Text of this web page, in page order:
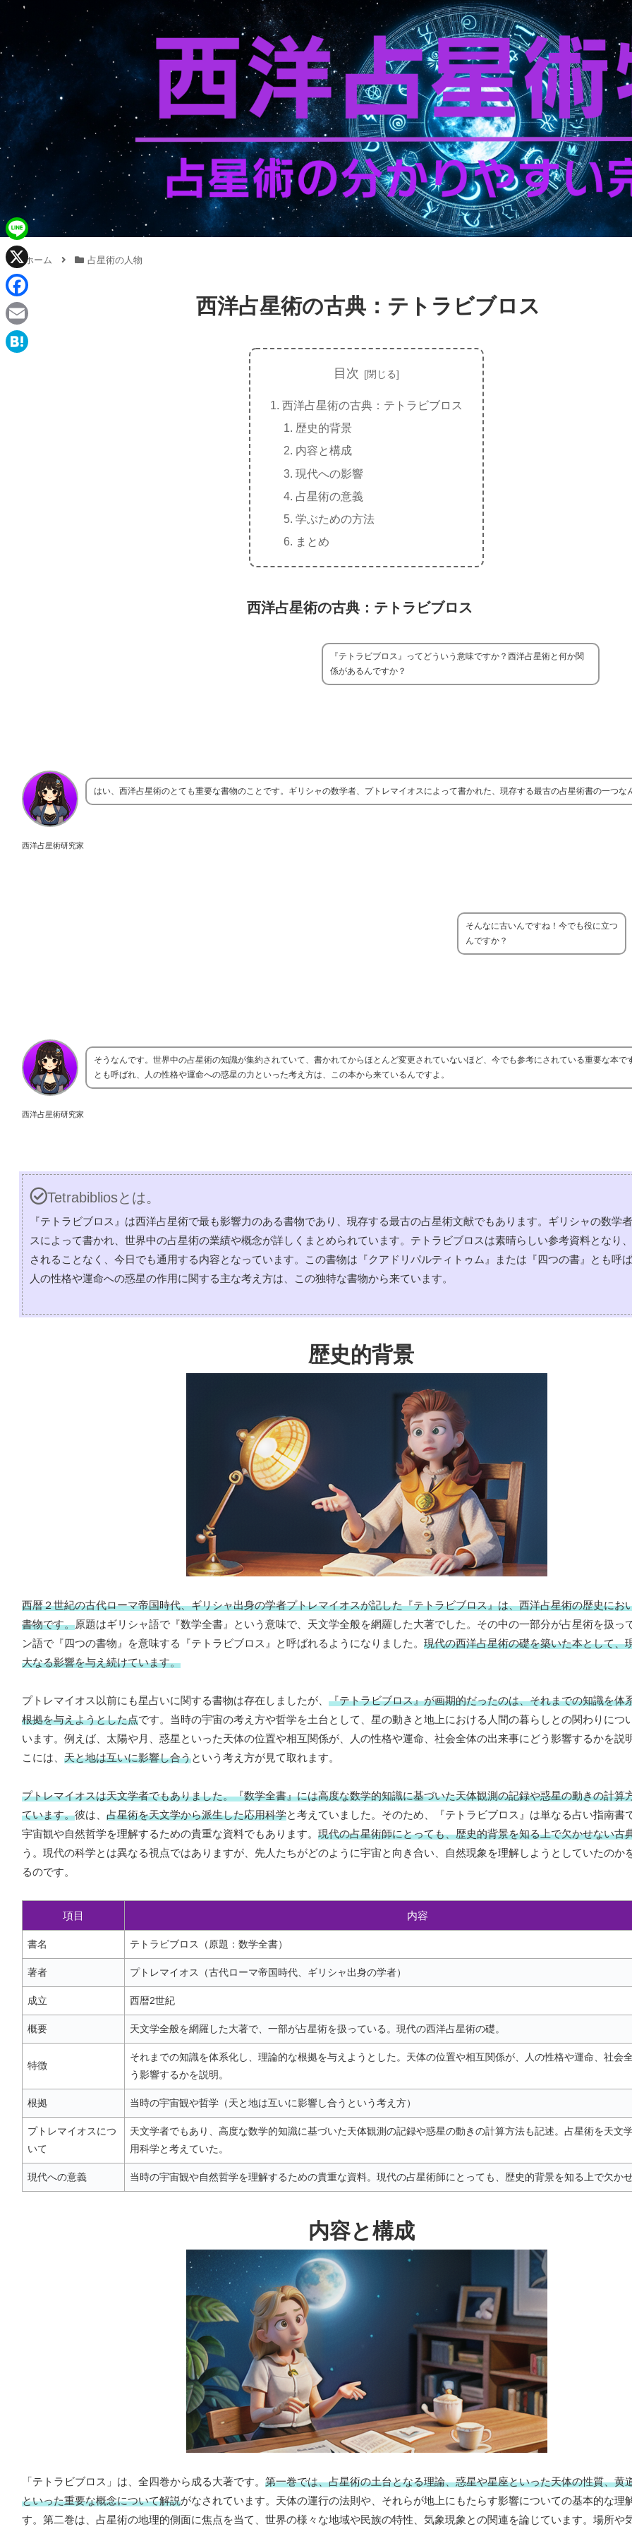
ホーム 占星術の人物
西洋占星術の古典：テトラビブロス
目次
西洋占星術の古典：テトラビブロス
歴史的背景
内容と構成
現代への影響
占星術の意義
学ぶための方法
まとめ
西洋占星術の古典：テトラビブロス
『テトラビブロス』ってどういう意味ですか？西洋占星術と何か関
係があるんですか？
西洋占星術研究家
はい、西洋占星術のとても重要な書物のことです。ギリシャの数学者、プトレマイオスによって書かれた、現存する最古の占星術書の一つな
そんなに古いんですね！今でも役に立つ
んですか？
西洋占星術研究家
そうなんです。世界中の占星術の知識が集約されていて、書かれてからほとんど変更されていないほど、今でも参考にされている重要な本で
とも呼ばれ、人の性格や運命への惑星の力といった考え方は、この本から来ているんですよ。
Tetrabibliosとは。
『テトラビブロス』は西洋占星術で最も影響力のある書物であり、現存する最古の占星術文献でもあります。ギリシャの数学
スによって書かれ、世界中の占星術の業績や概念が詳しくまとめられています。テトラビブロスは素晴らしい参考資料となり
されることなく、今日でも通用する内容となっています。この書物は『クアドリパルティトゥム』または『四つの書』とも呼ば
人の性格や運命への惑星の作用に関する主な考え方は、この独特な書物から来ています。
歴史的背景
西暦２世紀の古代ローマ帝国時代、ギリシャ出身の学者プトレマイオスが記した『テトラビブロス』は、西洋占星術の歴史にお
書物です。原題はギリシャ語で『数学全書』という意味で、天文学全般を網羅した大著でした。その中の一部分が占星術を扱っ
ン語で『四つの書物』を意味する『テトラビブロス』と呼ばれるようになりました。 現代の西洋占星術の礎を築いた本として、
大なる影響を与え続けています。
プトレマイオス以前にも星占いに関する書物は存在しましたが、 『テトラビブロス』が画期的だったのは、それまでの知識を体
根拠を与えようとした点です。当時の宇宙の考え方や哲学を土台として、星の動きと地上における人間の暮らしとの関わりにつ
います。例えば、太陽や月、惑星といった天体の位置や相互関係が、人の性格や運命、社会全体の出来事にどう影響するかを説
こには、 天と地は互いに影響し合うという考え方が見て取れます。
プトレマイオスは天文学者でもありました。『数学全書』には高度な数学的知識に基づいた天体観測の記録や惑星の動きの計算
ています。彼は、 占星術を天文学から派生した応用科学と考えていました。そのため、『テトラビブロス』は単なる占い指南書
宇宙観や自然哲学を理解するための貴重な資料でもあります。 現代の占星術師にとっても、歴史的背景を知る上で欠かせない古
う。現代の科学とは異なる視点ではありますが、先人たちがどのように宇宙と向き合い、自然現象を理解しようとしていたのか
るのです。
項目 内容
書名 テトラビブロス（原題：数学全書）
著者 プトレマイオス（古代ローマ帝国時代、ギリシャ出身の学者）
成立 西暦2世紀
概要 天文学全般を網羅した大著で、一部が占星術を扱っている。現代の西洋占星術の礎。
特徴
それまでの知識を体系化し、理論的な根拠を与えようとした。天体の位置や相互関係が、人の性格や運命、社会
う影響するかを説明。
根拠 当時の宇宙観や哲学（天と地は互いに影響し合うという考え方）
プトレマイオスにつ
いて
天文学者でもあり、高度な数学的知識に基づいた天体観測の記録や惑星の動きの計算方法も記述。占星術を天文
用科学と考えていた。
現代への意義 当時の宇宙観や自然哲学を理解するための貴重な資料。現代の占星術師にとっても、歴史的背景を知る上で欠かせ
内容と構成
「テトラビブロス」は、全四巻から成る大著です。 第一巻では、占星術の土台となる理論、惑星や星座といった天体の性質、黄
といった重要な概念について解説がなされています。天体の運行の法則や、それらが地上にもたらす影響についての基本的な理
す。第二巻は、占星術の地理的側面に焦点を当て、世界の様々な地域や民族の特性、気象現象との関連を論じています。場所や
L
n
e
X
F
a
c
E